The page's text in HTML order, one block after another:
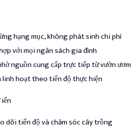
hạng mục, không phát sinh chi phí
với mọi ngân sách gia đình
nguồn cung cấp trực tiếp từ vườn ươm
hoạt theo tiến độ thực hiện
dõi tiến độ và chăm sóc cây trồng